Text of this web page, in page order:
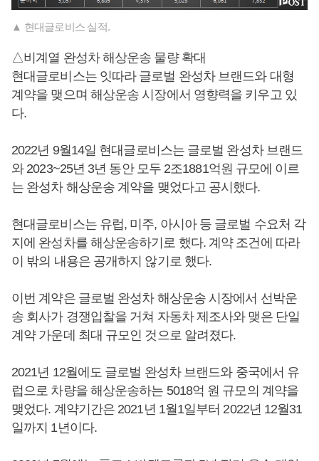
▲ 현대글로비스 실적.
△비계열 완성차 해상운송 물량 확대
현대글로비스는 잇따라 글로벌 완성차 브랜드와 대형
계약을 맺으며 해상운송 시장에서 영향력을 키우고 있
다.
2022년 9월14일 현대글로비스는 글로벌 완성차 브랜드
와 2023~25년 3년 동안 모두 2조1881억원 규모에 이르
는 완성차 해상운송 계약을 맺었다고 공시했다.
현대글로비스는 유럽, 미주, 아시아 등 글로벌 수요처 각
지에 완성차를 해상운송하기로 했다. 계약 조건에 따라
이 밖의 내용은 공개하지 않기로 했다.
이번 계약은 글로벌 완성차 해상운송 시장에서 선박운
송 회사가 경쟁입찰을 거쳐 자동차 제조사와 맺은 단일
계약 가운데 최대 규모인 것으로 알려졌다.
2021년 12월에도 글로벌 완성차 브랜드와 중국에서 유
럽으로 차량을 해상운송하는 5018억 원 규모의 계약을
맺었다. 계약기간은 2021년 1월1일부터 2022년 12월31
일까지 1년이다.